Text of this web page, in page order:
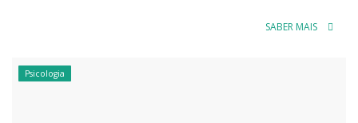
SABER MAIS
Psicologia